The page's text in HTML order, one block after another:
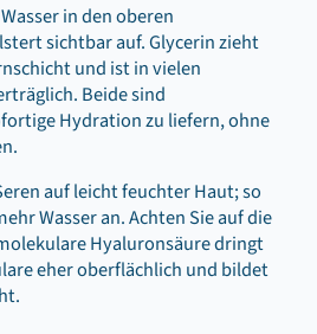
in den oberen
sichtbar auf. Glycerin zieht
und ist in vielen
Beide sind
Hydration zu liefern, ohne
auf leicht feuchter Haut; so
Wasser an. Achten Sie auf die
Hyaluronsäure dringt
eher oberflächlich und bildet